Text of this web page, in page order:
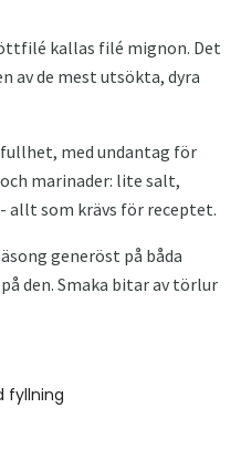
kallas filé mignon. Det
av de mest utsökta, dyra
med undantag för
marinader: lite salt,
allt som krävs för receptet.
generöst på båda
den. Smaka bitar av törlur
fyllning